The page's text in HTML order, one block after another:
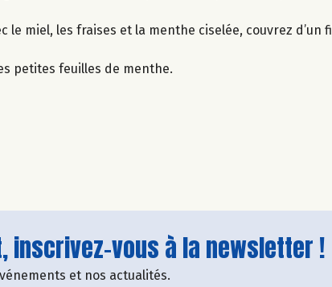
miel, les fraises et la menthe ciselée, couvrez d’un
petites feuilles de menthe.
inscrivez-vous à la newsletter !
et nos actualités.